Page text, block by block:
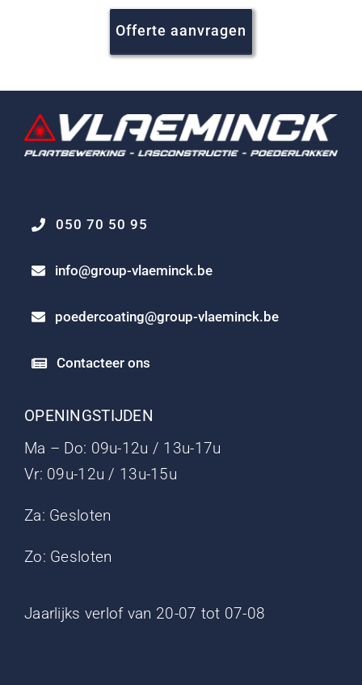
Offerte aanvragen
050 70 50 95
info@group-vlaeminck.be
poedercoating@group-vlaeminck.be
Contacteer ons
OPENINGSTIJDEN
Ma – Do: 09u-12u / 13u-17u
Vr: 09u-12u / 13u-15u
Za: Gesloten
Zo: Gesloten
Jaarlijks verlof van 20-07 tot 07-08